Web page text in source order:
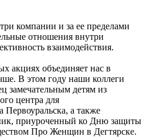
компании и за ее пределами
отношения внутри
взаимодействия.
акциях объединяет нас в
В этом году наши коллеги
замечательным детям из
центра для
Первоуральска, а также
приуроченный ко Дню защиты
Про Женщин в Дегтярске.